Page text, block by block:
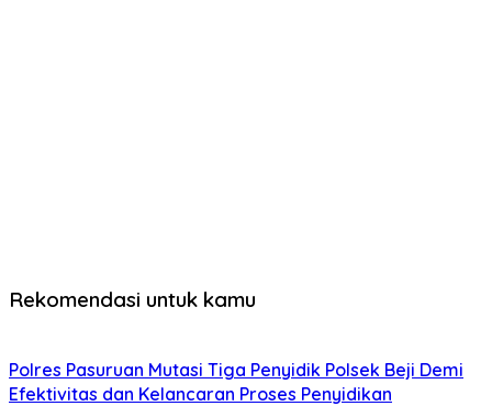
Rekomendasi untuk kamu
Polres Pasuruan Mutasi Tiga Penyidik Polsek Beji Demi
Efektivitas dan Kelancaran Proses Penyidikan